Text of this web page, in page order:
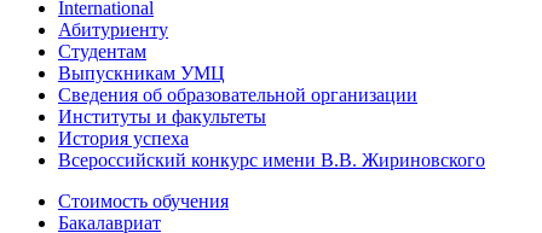
International
Абитуриенту
Студентам
Выпускникам УМЦ
Сведения об образовательной организации
Институты и факультеты
История успеха
Всероссийский конкурс имени В.В. Жириновского
Стоимость обучения
Бакалавриат